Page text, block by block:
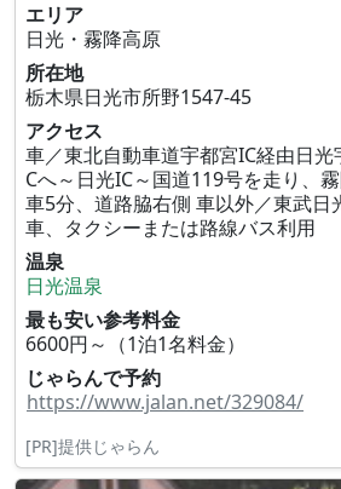
エリア
日光・霧降高原
所在地
栃木県日光市所野1547-45
アクセス
車／東北自動車道宇都宮IC経由日
Cへ～日光IC～国道119号を走り、
車5分、道路脇右側 車以外／東武日
車、タクシーまたは路線バス利用
温泉
日光温泉
最も安い参考料金
6600円～（1泊1名料金）
じゃらんで予約
https://www.jalan.net/329084/
[PR]提供じゃらん